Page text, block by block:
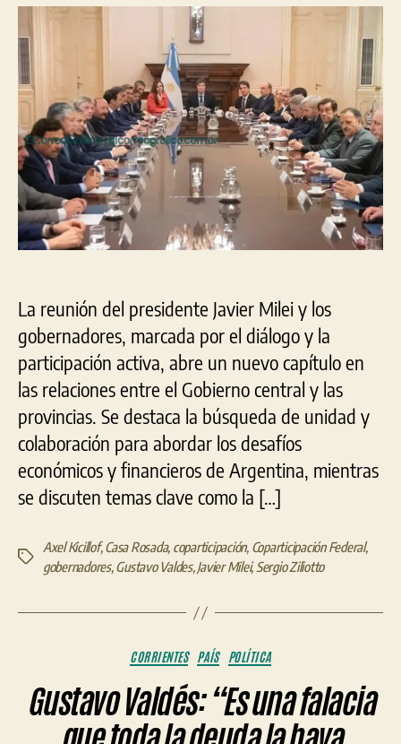
entrada
entrada
con
y
a
La reunión del presidente Javier Milei y los
gobernadores, marcada por el diálogo y la
participación activa, abre un nuevo capítulo en
las relaciones entre el Gobierno central y las
provincias. Se destaca la búsqueda de unidad y
colaboración para abordar los desafíos
económicos y financieros de Argentina, mientras
se discuten temas clave como la […]
Etiquetas
Axel Kicillof,Casa Rosada, coparticipación, Coparticipación Federal,
gobernadores,Gustavo Valdes,Javier Milei, Sergio Ziliotto
Categorías
CORRIENTES PAÍS POLÍTICA
Gustavo Valdés: “Es una falacia